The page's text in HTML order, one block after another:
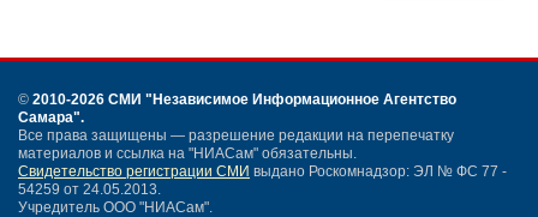
© 2010-2026 СМИ "Независимое Информационное Агентство
Самара".
Все права защищены — разрешение редакции на перепечатку
материалов и ссылка на "НИАСам" обязательны.
Свидетельство регистрации СМИ выдано Роскомнадзор: ЭЛ № ФС 77 -
54259 от 24.05.2013.
Учредитель ООО "НИАСам".